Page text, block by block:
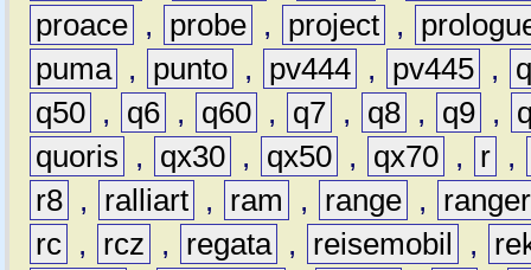
proace , probe , project ,
puma , punto , pv444 , pv445 ,
q50 , q6 , q60 , q7 , q8 , q9 ,
quoris
, qx30 , qx50 , qx70 , r ,
r8 , ralliart , ram , range ,
ranger
rc , rcz , regata , reisemobil ,